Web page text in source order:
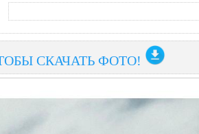
СКАЧАТЬ ФОТО!